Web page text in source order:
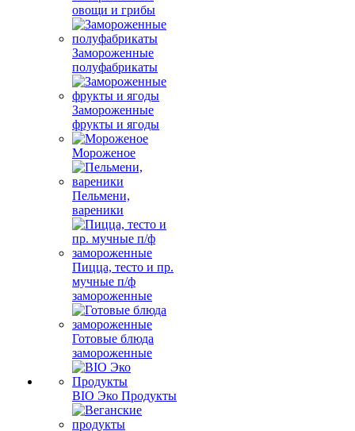
овощи и грибы
Замороженные
полуфабрикаты
Замороженные
фрукты и ягоды
Мороженое
Пельмени,
вареники
Пицца, тесто и пр.
мучные п/ф
замороженные
Готовые блюда
замороженные
BIO Эко Продукты